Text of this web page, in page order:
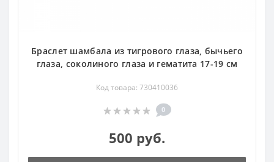
Браслет шамбала из тигрового глаза, бычьего
глаза, соколиного глаза и гематита 17-19 см
Код товара: 730410036
0
500 руб.